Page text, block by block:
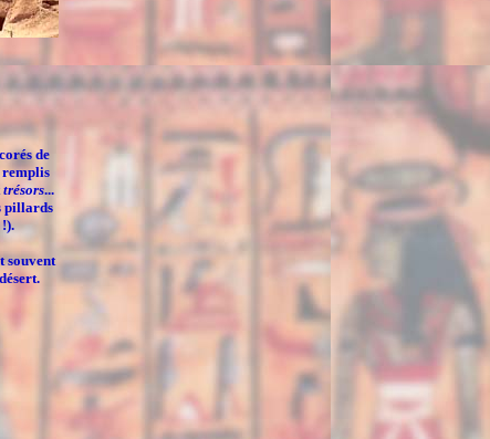
de
remplis
trésors...
pillards
souvent